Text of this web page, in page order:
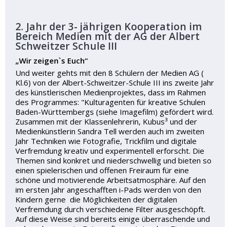
2. Jahr der 3- jährigen Kooperation im
Bereich Medien mit der AG der Albert
Schweitzer Schule III
„Wir zeigen`s Euch“
Und weiter gehts mit den 8 Schülern der Medien AG (
Kl.6) von der Albert-Schweitzer-Schule III ins zweite Jahr
des künstlerischen Medienprojektes, dass im Rahmen
des Programmes: "Kulturagenten für kreative Schulen
Baden-Württembergs (siehe Imagefilm) gefördert wird.
Zusammen mit der Klassenlehrerin, Kubus³ und der
Medienkünstlerin Sandra Tell werden auch im zweiten
Jahr Techniken wie Fotografie, Trickfilm und digitale
Verfremdung kreativ und experimentell erforscht. Die
Themen sind konkret und niederschwellig und bieten so
einen spielerischen und offenen Freiraum für eine
schöne und motivierende Arbeitsatmosphäre. Auf den
im ersten Jahr angeschafften i-Pads werden von den
Kindern gerne die Möglichkeiten der digitalen
Verfremdung durch verschiedene Filter ausgeschöpft.
Auf diese Weise sind bereits einige überraschende und